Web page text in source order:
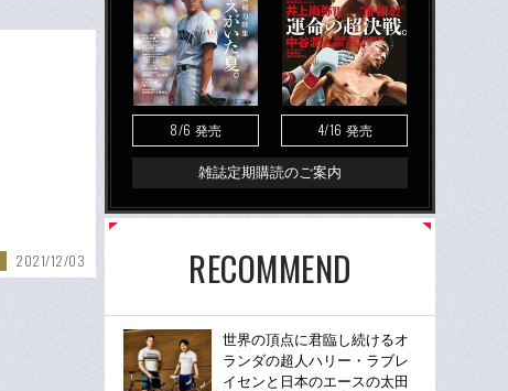
2021/12/03
8/6 発売 4/16 発売
雑誌定期購読のご案内
RECOMMEND
世界の頂点に君臨し続けるオ
ランダの超人ハリー・ラブレ
イセンと日本のエースの太田